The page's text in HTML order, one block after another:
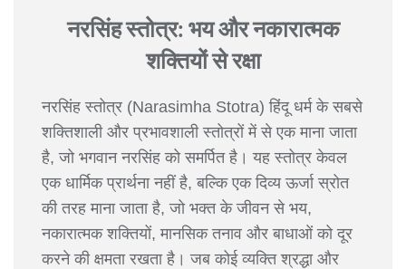
नरसिंह स्तोत्र: भय और नकारात्मक
शक्तियों से रक्षा
नरसिंह स्तोत्र (Narasimha Stotra) हिंदू धर्म के सबसे
शक्तिशाली और प्रभावशाली स्तोत्रों में से एक माना जाता
है, जो भगवान नरसिंह को समर्पित है। यह स्तोत्र केवल
एक धार्मिक प्रार्थना नहीं है, बल्कि एक दिव्य ऊर्जा स्रोत
की तरह माना जाता है, जो भक्त के जीवन से भय,
नकारात्मक शक्तियों, मानसिक तनाव और बाधाओं को दूर
करने की क्षमता रखता है। जब कोई व्यक्ति श्रद्धा और